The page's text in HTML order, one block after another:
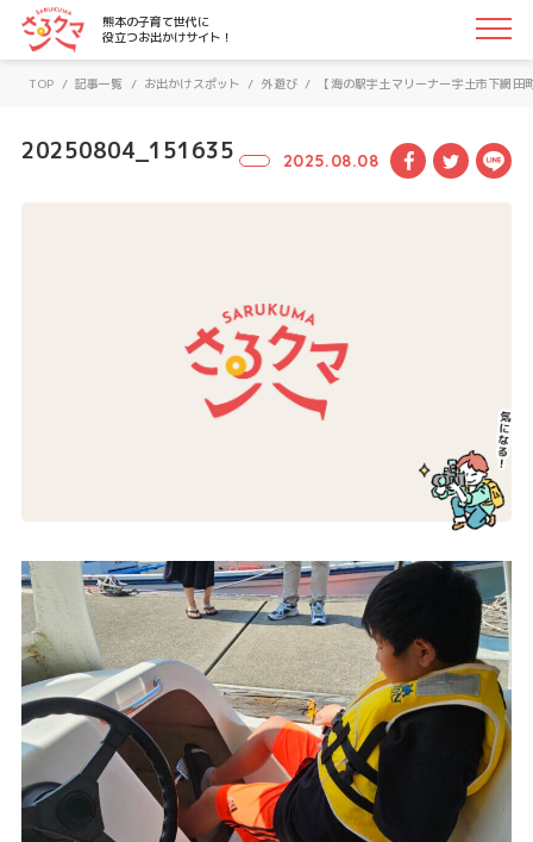
さるクマ-さるこう、熊本-｜熊本の子育て世代に役立つお
熊本の子育て世代に
役立つお出かけサイト！
TOP / 記事一覧 / お出かけスポット / 外遊び / 【海の駅宇土マリーナー宇土市下網
20250804_151635 2025.08.08 Facebook